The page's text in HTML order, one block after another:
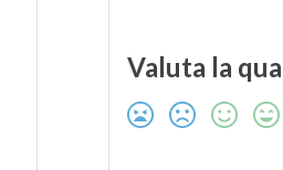
Valuta la